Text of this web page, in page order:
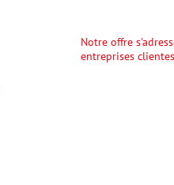
Notre offre
entreprises